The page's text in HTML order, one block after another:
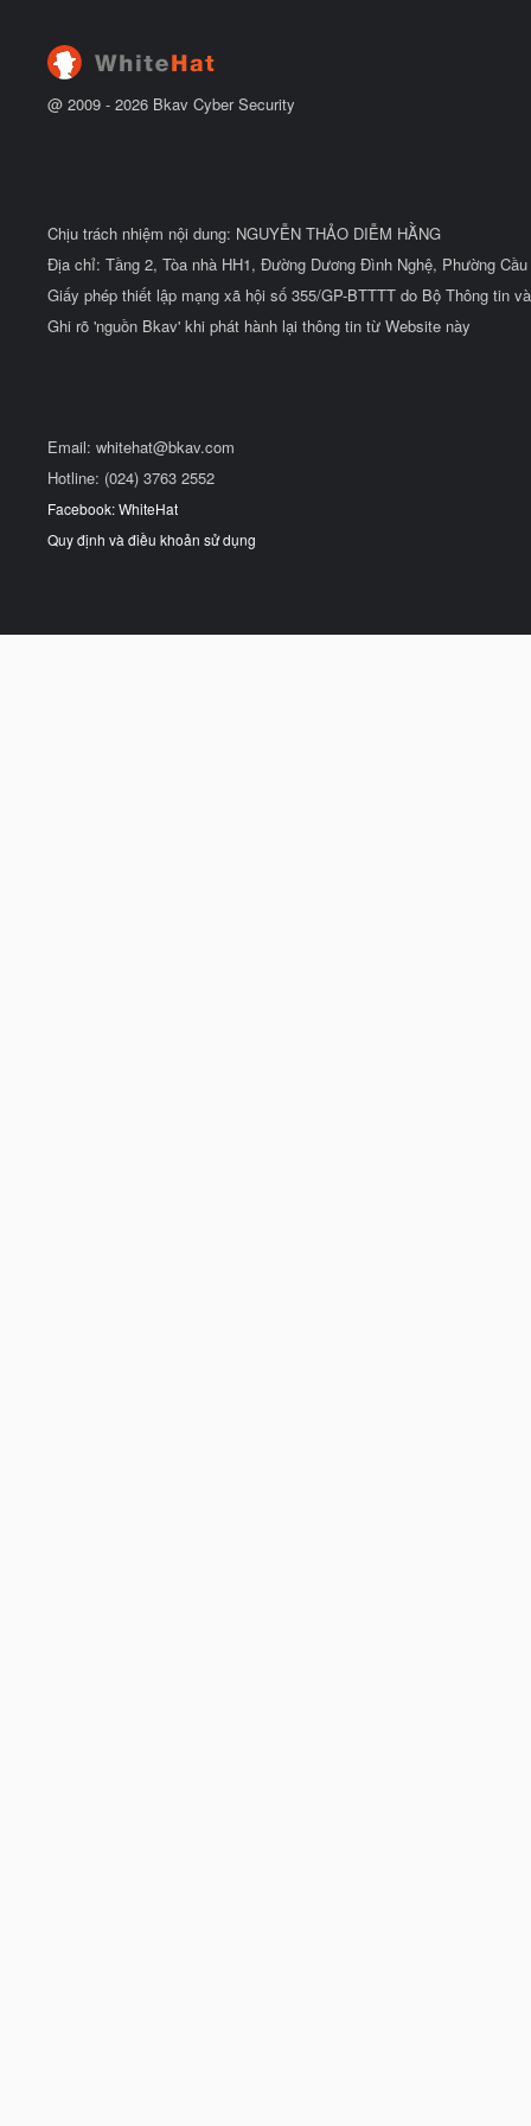
ầ
@ 2009 - 2026 Bkav Cyber Security
Chịu trách nhiệm nội dung: NGUYỄN THẢO DIỄM HẰNG
Địa chỉ: Tầng 2, Tòa nhà HH1, Đường Dương Đình Nghệ, Phường
Giấy phép thiết lập mạng xã hội số 355/GP-BTTTT do Bộ Thông tin
Ghi rõ 'nguồn Bkav' khi phát hành lại thông tin từ Website này
Email: whitehat@bkav.com
Hotline: (024) 3763 2552
Facebook: WhiteHat
Quy định và điều khoản sử dụng